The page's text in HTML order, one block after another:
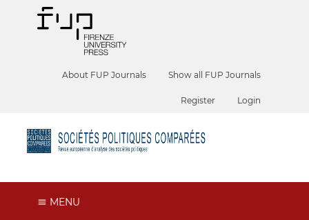
About FUP Journals Show all FUP Journals
Register Login
MENU